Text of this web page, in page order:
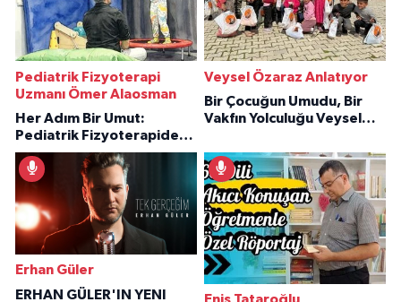
Pediatrik Fizyoterapi
Uzmanı Ömer Alaosman
Her Adım Bir Umut:
Pediatrik Fizyoterapiden
İlham Veren Hikâyeler
Veysel Özaraz Anlatıyor
Bir Çocuğun Umudu, Bir
Vakfın Yolculuğu Veysel
Erhan Güler
ERHAN GÜLER'IN YENI